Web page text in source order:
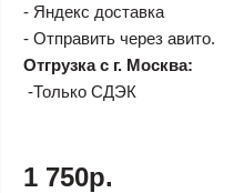
- Яндекс доставка
- Отправить через авито.
Отгрузка с г. Москва:
-Только СДЭК
1 750р.